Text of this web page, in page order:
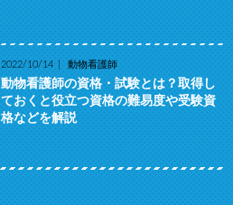
2022/10/14 動物看護師
動物看護師の資格・試験とは？取得し
ておくと役立つ資格の難易度や受験資
格などを解説